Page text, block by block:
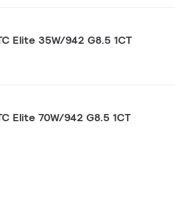
Elite 35W/942 G8.5 1CT
Elite 70W/942 G8.5 1CT